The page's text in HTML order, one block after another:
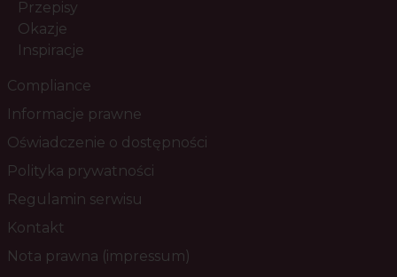
Przepisy
Okazje
Inspiracje
Compliance
Informacje prawne
Oświadczenie o dostępności
Polityka prywatności
Regulamin serwisu
Kontakt
Nota prawna (impressum)